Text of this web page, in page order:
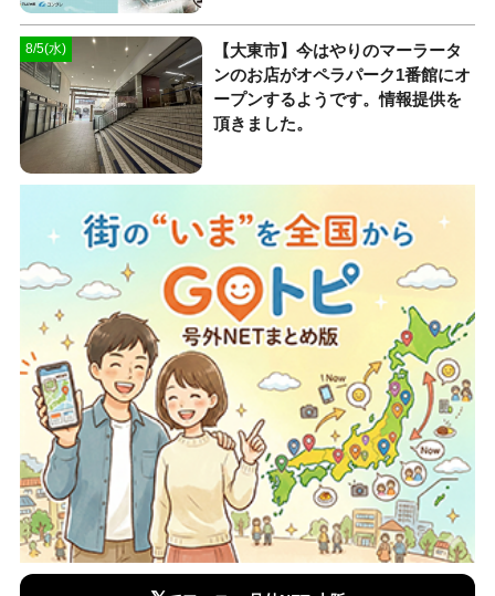
8/5(水)
【大東市】今はやりのマーラータ
ンのお店がオペラパーク1番館にオ
ープンするようです。情報提供を
頂きました。